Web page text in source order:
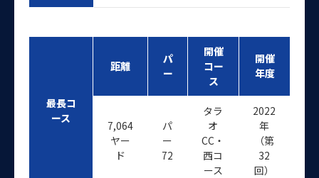
最長コ
ース
距離
パ
ー
開催
コー
ス
開催
年度
7,064
ヤー
ド
パ
ー
72
タラ
オ
CC・
西コ
ース
2022
年
（第
32
回）